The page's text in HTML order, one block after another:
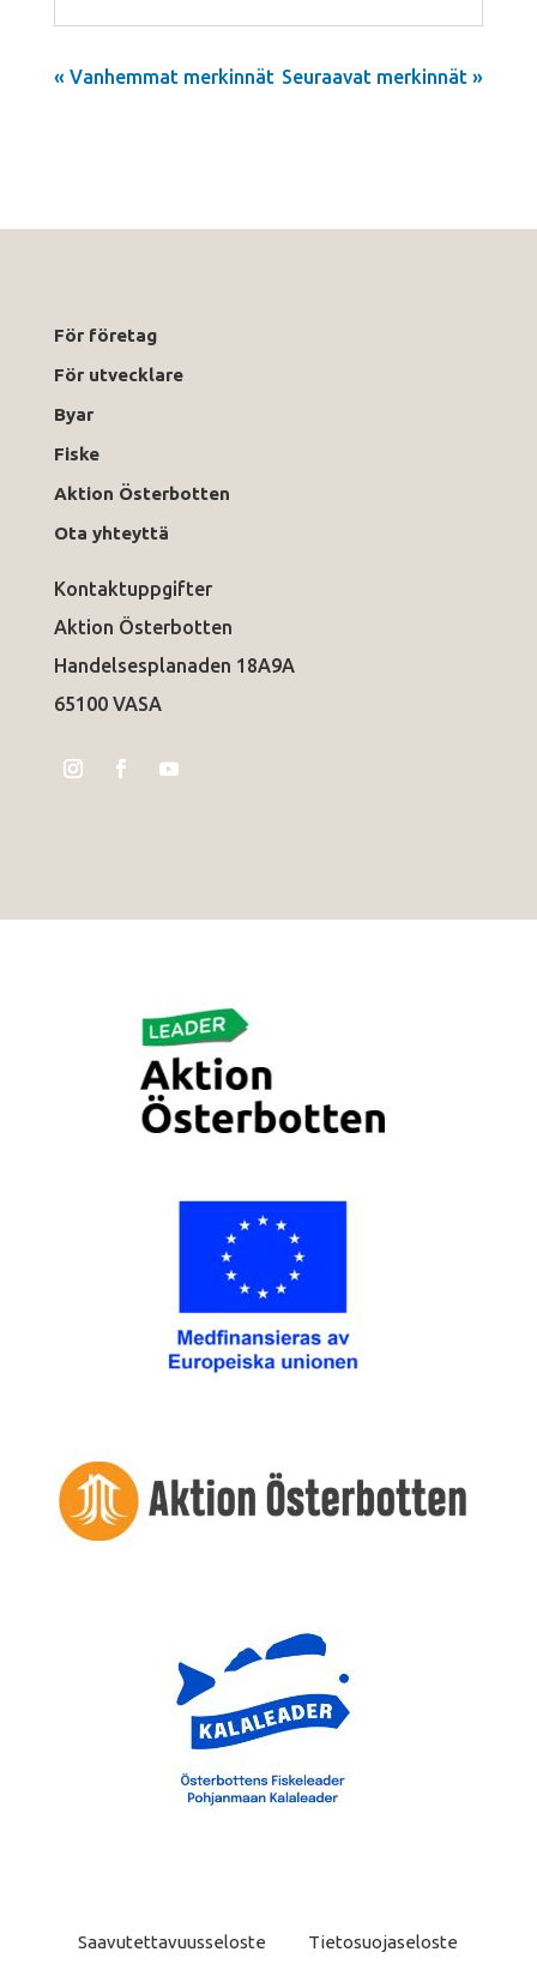
« Vanhemmat merkinnät Seuraavat merkinnät »
För företag
För utvecklare
Byar
Fiske
Aktion Österbotten
Ota yhteyttä
Kontaktuppgifter
Aktion Österbotten
Handelsesplanaden 18A9A
65100 VASA
Saavutettavuusseloste Tietosuojaseloste